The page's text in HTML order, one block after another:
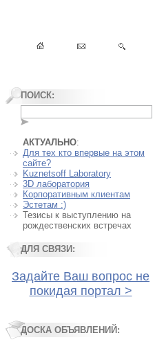
ПОИСК:
АКТУАЛЬНО:
Для тех кто впервые на этом
сайте?
Kuznetsoff Laboratory
3D лаборатория
Корпоративным клиентам
Эстетам :)
Тезисы к выступлению на
рождественских встречах
ДЛЯ СВЯЗИ:
Задайте Ваш вопрос не
покидая портал >
ДОСКА ОБЪЯВЛЕНИЙ: